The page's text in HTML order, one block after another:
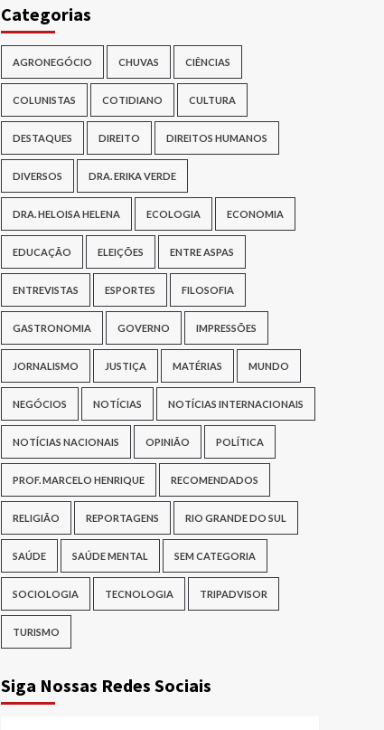
Categorias
AGRONEGÓCIO CHUVAS CIÊNCIAS
COLUNISTAS COTIDIANO CULTURA
DESTAQUES DIREITO DIREITOS HUMANOS
DIVERSOS DRA. ERIKA VERDE
DRA. HELOISA HELENA ECOLOGIA ECONOMIA
EDUCAÇÃO ELEIÇÕES ENTRE ASPAS
ENTREVISTAS ESPORTES FILOSOFIA
GASTRONOMIA GOVERNO IMPRESSÕES
JORNALISMO JUSTIÇA MATÉRIAS MUNDO
NEGÓCIOS NOTÍCIAS NOTÍCIAS INTERNACIONAIS
NOTÍCIAS NACIONAIS OPINIÃO POLÍTICA
PROF. MARCELO HENRIQUE RECOMENDADOS
RELIGIÃO REPORTAGENS RIO GRANDE DO SUL
SAÚDE SAÚDE MENTAL SEM CATEGORIA
SOCIOLOGIA TECNOLOGIA TRIPADVISOR
TURISMO
Siga Nossas Redes Sociais